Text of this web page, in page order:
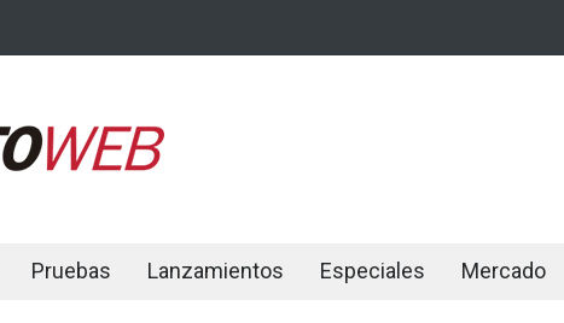
Pruebas Lanzamientos Especiales Mercado